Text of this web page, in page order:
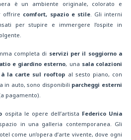
è un ambiente originale, colorato e
offrire comfort, spazio e stile. Gli interni
per stupire e immergere l’ospite in
completa di servizi per il soggiorno a
e giardino esterno, una sala colazioni
la carte sul rooftop al sesto piano, con
in auto, sono disponibili parcheggi esterni
pagamento).
ospita le opere dell’artista Federico Unia
in una galleria contemporanea. Gli
come un’opera d’arte vivente, dove ogni